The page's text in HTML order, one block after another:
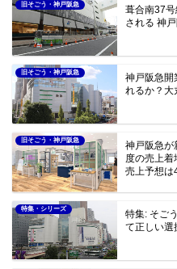
旧そごう・神戸阪急
葺合南37
される 神
旧そごう・神戸阪急
神戸阪急開
れるか？大
旧そごう・神戸阪急
神戸阪急が
度の売上
売上予想は
特集・シリーズ
特集: そご
て正しい選